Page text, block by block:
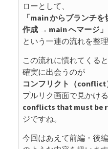
ローとして、
「main からブランチ
作成 → main へマージ」
という一連の流れを整理
この流れに慣れてくる
確実に出会うのが
コンフリクト（conflict
プルリク画面で見かける
conflicts that must be
ジですね。
今回はあえて前編・後